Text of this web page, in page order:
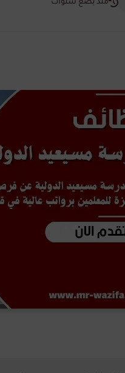
منذ بضع سنوات